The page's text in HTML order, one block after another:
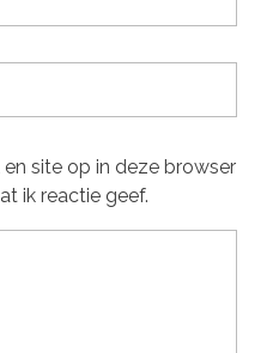
site op in deze browser
ik reactie geef.